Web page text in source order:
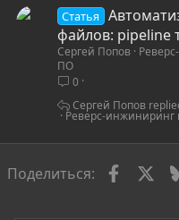
Статья
файлов: pipeline
Сергей Попов
ПО
0
Реверс-инжиниринг
Сергей Попов
Поделиться: